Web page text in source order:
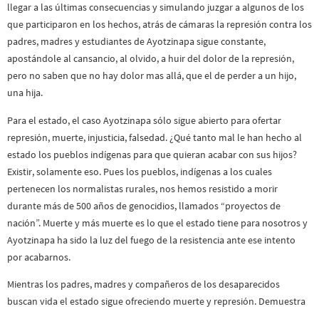
llegar a las últimas consecuencias y simulando juzgar a algunos de los
que participaron en los hechos, atrás de cámaras la represión contra los
padres, madres y estudiantes de Ayotzinapa sigue constante,
apostándole al cansancio, al olvido, a huir del dolor de la represión,
pero no saben que no hay dolor mas allá, que el de perder a un hijo,
una hija.
Para el estado, el caso Ayotzinapa sólo sigue abierto para ofertar
represión, muerte, injusticia, falsedad. ¿Qué tanto mal le han hecho al
estado los pueblos indígenas para que quieran acabar con sus hijos?
Existir, solamente eso. Pues los pueblos, indígenas a los cuales
pertenecen los normalistas rurales, nos hemos resistido a morir
durante más de 500 años de genocidios, llamados “proyectos de
nación”. Muerte y más muerte es lo que el estado tiene para nosotros y
Ayotzinapa ha sido la luz del fuego de la resistencia ante ese intento
por acabarnos.
Mientras los padres, madres y compañeros de los desaparecidos
buscan vida el estado sigue ofreciendo muerte y represión. Demuestra